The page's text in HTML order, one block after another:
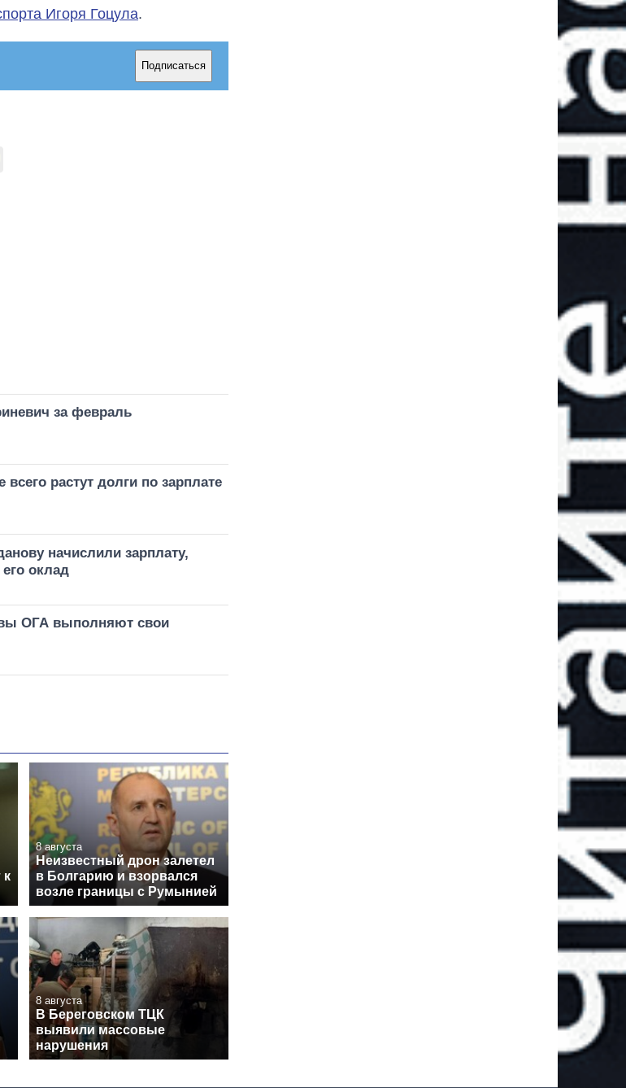
Игоря Гоцула.
Подписаться
за февраль
растут долги по зарплате
начислили зарплату,
оклад
ОГА выполняют свои
к
8 августа
Неизвестный дрон залетел
в Болгарию и взорвался
возле границы с Румынией
8 августа
В Береговском ТЦК
выявили массовые
нарушения